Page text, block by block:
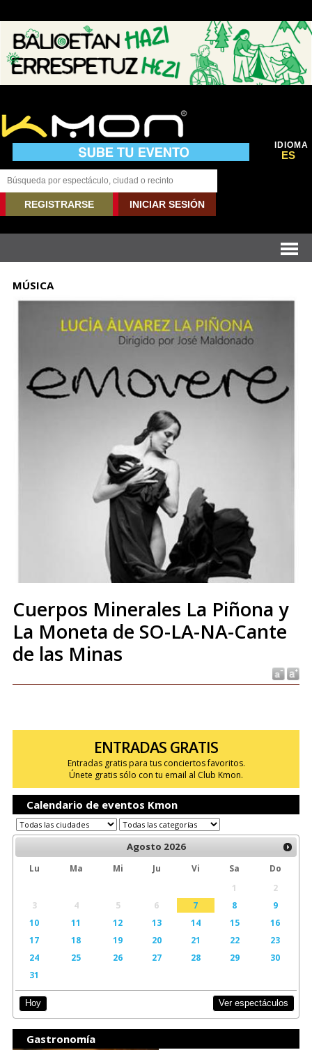
IDIOMA
ES
REGISTRARSE INICIAR SESIÓN
MÚSICA
Cuerpos Minerales La Piñona y
La Moneta de SO-LA-NA-Cante
de las Minas
ENTRADAS GRATIS
Entradas gratis para tus conciertos favoritos.
Únete gratis sólo con tu email al Club Kmon.
Calendario de eventos Kmon
Agosto 2026
Lu Ma Mi Ju Vi Sa
Do
1
2
3
4 5 6 7 8
9
10
11 12 13 14 15
16
17
18 19 20 21 22
23
24
25 26 27 28 29
30
31
Hoy Ver espectáculos
Gastronomía